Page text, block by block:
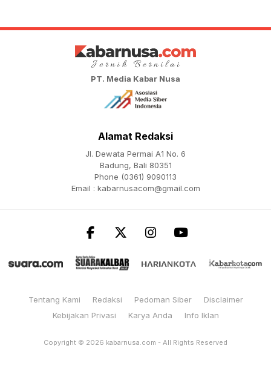
PT. Media Kabar Nusa
Alamat Redaksi
Jl. Dewata Permai A1 No. 6
Badung, Bali 80351
Phone (0361) 9090113
Email : kabarnusacom@gmail.com
Tentang Kami Redaksi Pedoman Siber
Disclaimer
Kebijakan Privasi
Karya Anda Info Iklan
Copyright © 2026 kabarnusa.com - All Rights Reserved